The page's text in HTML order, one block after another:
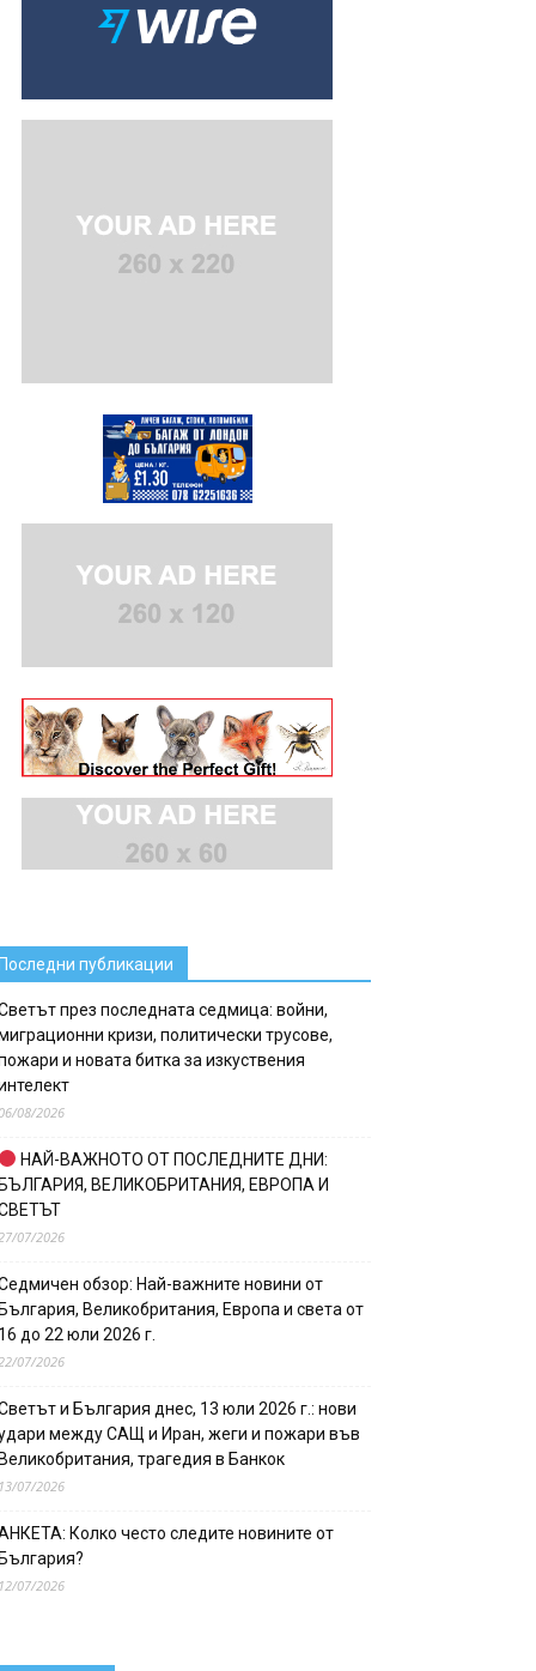
публикации
през последната седмица: войни,
кризи, политически трусове,
и новата битка за изкуствения
08/2026
НАЙ-ВАЖНОТО ОТ ПОСЛЕДНИТЕ ДНИ:
ВЕЛИКОБРИТАНИЯ, ЕВРОПА И
07/2026
обзор: Най-важните новини от
Великобритания, Европа и света от
до 22 юли 2026 г.
07/2026
и България днес, 13 юли 2026 г.: нови
между САЩ и Иран, жеги и пожари във
трагедия в Банкок
07/2026
Колко често следите новините от
07/2026